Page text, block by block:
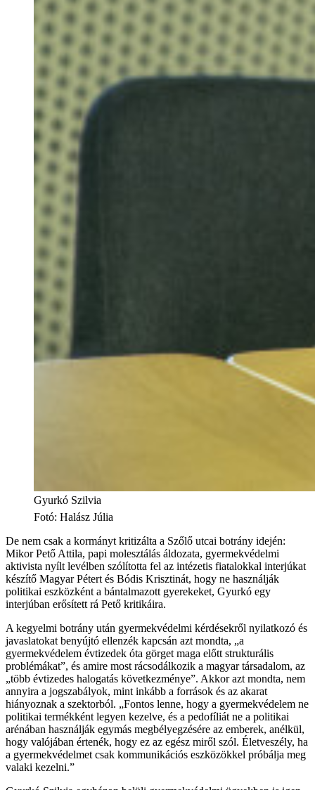
Gyurkó Szilvia
Fotó: Halász Júlia
De nem csak a kormányt kritizálta a Szőlő utcai botrány idején:
Mikor Pető Attila, papi molesztálás áldozata, gyermekvédelmi
aktivista nyílt levélben szólította fel az intézetis fiatalokkal interjúkat
készítő Magyar Pétert és Bódis Krisztinát, hogy ne használják
politikai eszközként a bántalmazott gyerekeket, Gyurkó egy
interjúban erősített rá Pető kritikáira.
A kegyelmi botrány után gyermekvédelmi kérdésekről nyilatkozó és
javaslatokat benyújtó ellenzék kapcsán azt mondta, „a
gyermekvédelem évtizedek óta görget maga előtt strukturális
problémákat”, és amire most rácsodálkozik a magyar társadalom, az
„több évtizedes halogatás következménye”. Akkor azt mondta, nem
annyira a jogszabályok, mint inkább a források és az akarat
hiányoznak a szektorból. „Fontos lenne, hogy a gyermekvédelem ne
politikai termékként legyen kezelve, és a pedofíliát ne a politikai
arénában használják egymás megbélyegzésére az emberek, anélkül,
hogy valójában értenék, hogy ez az egész miről szól. Életveszély, ha
a gyermekvédelmet csak kommunikációs eszközökkel próbálja meg
valaki kezelni.”